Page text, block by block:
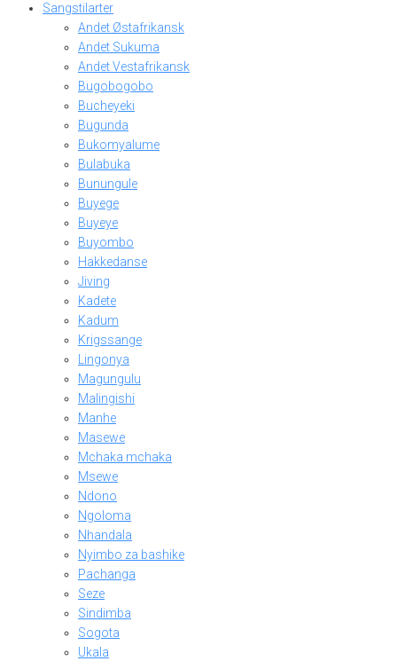
Sangstilarter
Andet Østafrikansk
Andet Sukuma
Andet Vestafrikansk
Bugobogobo
Bucheyeki
Bugunda
Bukomyalume
Bulabuka
Bunungule
Buyege
Buyeye
Buyombo
Hakkedanse
Jiving
Kadete
Kadum
Krigssange
Lingonya
Magungulu
Malingishi
Manhe
Masewe
Mchaka mchaka
Msewe
Ndono
Ngoloma
Nhandala
Nyimbo za bashike
Pachanga
Seze
Sindimba
Sogota
Ukala